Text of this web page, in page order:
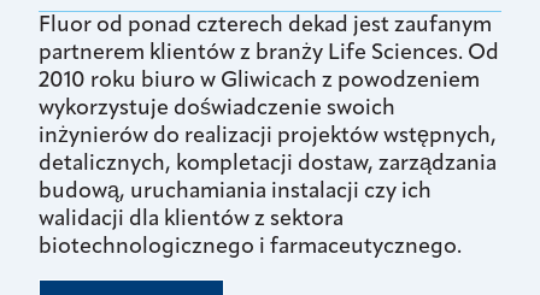
Fluor od ponad czterech dekad jest zaufanym
partnerem klientów z branży Life Sciences. Od
2010 roku biuro w Gliwicach z powodzeniem
wykorzystuje doświadczenie swoich
inżynierów do realizacji projektów wstępnych,
detalicznych, kompletacji dostaw, zarządzania
budową, uruchamiania instalacji czy ich
walidacji dla klientów z sektora
biotechnologicznego i farmaceutycznego.